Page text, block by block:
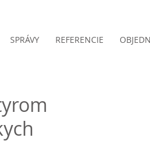
SPRÁVY REFERENCIE